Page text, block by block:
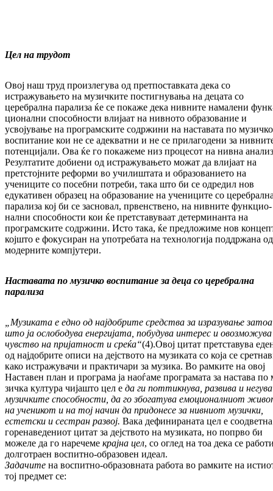
Цел на трудот
Овој наш труд произлегува од прет­пос­тав­ка­та дека со
истражувањето на музичките пос­тиг­нувања на децата со
церебрална парализа ќе се покаже дека нивните намалени
цио­нални способности влијаат на нивното обра­зование и
усвојување на програмските со­држини на наставата по музичко
вос­пи­та­ние кои не се адекватни и не се прилагодени за
потенцијали. Ова ќе го покажеме низ процесот на нивна
Резултатите добиени од истражувањето мо­жат да влијаат на
претстојните реформи во учи­лиштата и образованието на
учениците со посебни потреби, така што би се одредил нов
едукативен образец на образование на уче­ниците со
парализа кој би се зас­новал, првенствено, на нивните функ­цио­
нал­ни способности кои ќе претставуваат де­тер­минанта на
програмските содржини. Исто така, ќе предложиме нов
кој­што е фокусиран на употребата на техно­­ло­гија поддржана од
модерните компјутери.
Наставата по музичко воспитание за деца со церебрална
парализа
„Музиката е едно од најдобрите средства за изразување затоа
што ја ослободува енергијата, побудува интерес и овозможува
чувство на пријатност и среќа“(4).Овој ци­тат претставува
од најдобрите описи на деј­ството на музиката со која се
ка­ко истражувачи и практичари за музика. Во рамките на овој
Наставен план и про­гра­ма ја наоѓаме програмата за настава
зич­ка култура чијашто цел е да ги поттикнува, развива и негува
музичките способности, да го збогатува емоционалниот
на ученикот и на тој начин да придонесе за нивниот музички,
естетски и сестран развој. Вака дефинираната цел е
го­ренаведениот цитат за дејството на му­зи­ка­та, но попрво би
можеле да го наречеме крајна цел, со оглед на тоа дека се
до­лготраен воспитно-образовен идеал.
Задачите на воспитно-образовната работа во рамките на
тој предмет се: